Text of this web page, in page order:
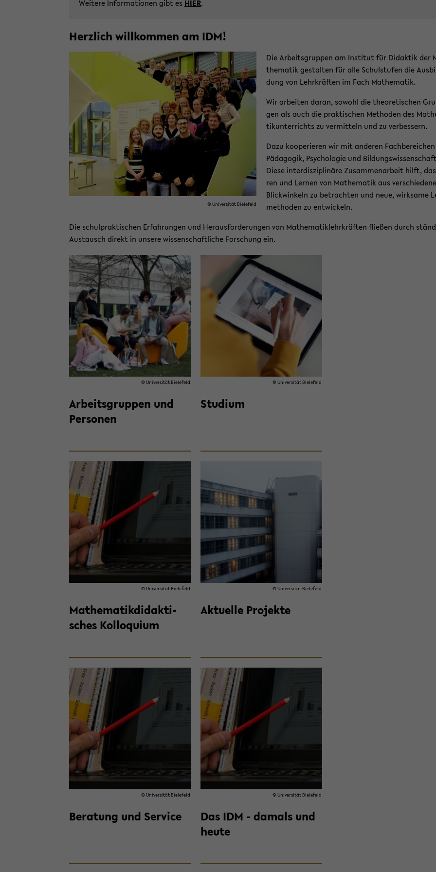
Wei­te­re In­for­ma­tio­nen gibt es HIER.
Herz­lich will­kom­men am IDM!
© Uni­ver­si­tät Bie­le­feld
Die Ar­beits­grup­pen am In­sti­tut für Di­dak­tik der
the­ma­tik ge­stal­ten für alle Schul­stu­fen die
dung von Lehr­kräf­ten im Fach Ma­the­ma­tik.
Wir ar­bei­ten daran, so­wohl die theo­re­ti­schen
gen als auch die prak­ti­schen Me­tho­den des
tik­un­ter­richts zu ver­mit­teln und zu ver­bes­sern.
Dazu ko­ope­rie­ren wir mit an­de­ren
Päd­ago­gik, Psy­cho­lo­gie und
Diese in­ter­dis­zi­pli­nä­re Zu­sam­men­ar­beit hilft,
ren und Ler­nen von Ma­the­ma­tik aus
Blick­win­keln zu be­trach­ten und neue, wirk­sa­me
me­tho­den zu ent­wi­ckeln.
Die schul­prak­ti­schen Er­fah­run­gen und Her­aus­for­de­run­gen von Ma­the­ma­tik­lehr­kräf­ten flie­ßen durch
Aus­tausch di­rekt in un­se­re wis­sen­schaft­li­che For­schung ein.
© Uni­ver­si­tät Bie­le­feld
Ar­beits­grup­pen und
Per­so­nen
© Uni­ver­si­tät Bie­le­feld
Stu­di­um
© Uni­ver­si­tät Bie­le­feld
Ma­the­ma­tik­di­dak­ti­
sches Kol­lo­qui­um
© Uni­ver­si­tät Bie­le­feld
Ak­tu­el­le Pro­jek­te
© Uni­ver­si­tät Bie­le­feld
Be­ra­tung und Ser­vice
© Uni­ver­si­tät Bie­le­feld
Das IDM - da­mals und
heute